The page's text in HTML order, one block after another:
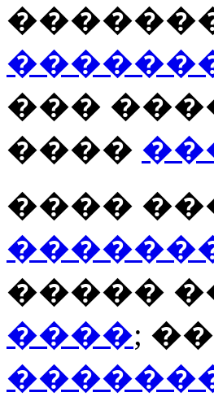
���
����
����
�����
����;